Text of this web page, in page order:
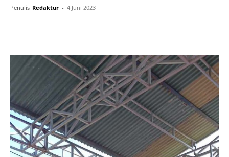
Penulis Redaktur - 4 Juni 2023